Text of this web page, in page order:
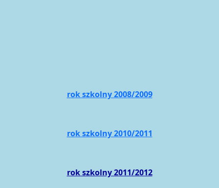
rok szkolny 2008/2009
rok szkolny 2010/2011
rok szkolny 2011/2012